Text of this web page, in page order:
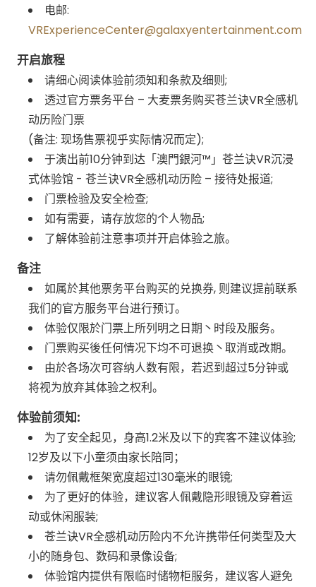
电邮:
VRExperienceCenter@galaxyentertainment.com
开启旅程
请细心阅读体验前须知和条款及细则;
透过官方票务平台 – 大麦票务购买苍兰诀VR全感机
动历险门票
(备注: 现场售票视乎实际情况而定);
于演出前10分钟到达「澳門銀河™」苍兰诀VR沉浸
式体验馆 - 苍兰诀VR全感机动历险 – 接待处报道;
门票检验及安全检查;
如有需要，请存放您的个人物品;
了解体验前注意事项并开启体验之旅。
备注
如属於其他票务平台购买的兑换券, 则建议提前联系
我们的官方服务平台进行预订。
体验仅限於门票上所列明之日期丶时段及服务。
门票购买後任何情况下均不可退换丶取消或改期。
由於各场次可容纳人数有限，若迟到超过5分钟或
将视为放弃其体验之权利。
体验前须知:
为了安全起见，身高1.2米及以下的宾客不建议体验;
12岁及以下小童须由家长陪同；
请勿佩戴框架宽度超过130毫米的眼镜;
为了更好的体验，建议客人佩戴隐形眼镜及穿着运
动或休闲服装;
苍兰诀VR全感机动历险内不允许携带任何类型及大
小的随身包、数码和录像设备;
体验馆内提供有限临时储物柜服务，建议客人避免